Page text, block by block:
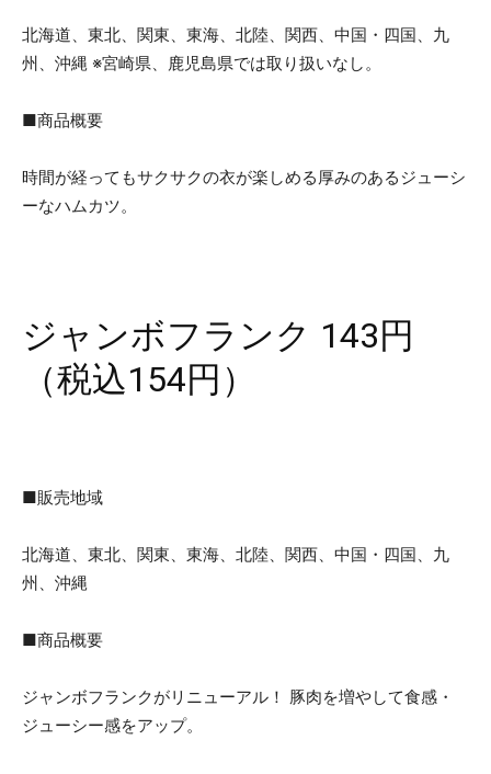
北海道、東北、関東、東海、北陸、関西、中国・四国、九
州、沖縄 ※宮崎県、鹿児島県では取り扱いなし。
■商品概要
時間が経ってもサクサクの衣が楽しめる厚みのあるジューシ
ーなハムカツ。
ジャンボフランク 143円
（税込154円）
■販売地域
北海道、東北、関東、東海、北陸、関西、中国・四国、九
州、沖縄
■商品概要
ジャンボフランクがリニューアル！ 豚肉を増やして食感・
ジューシー感をアップ。